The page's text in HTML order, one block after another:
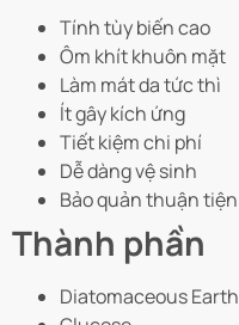
Tính tùy biến cao
Ôm khít khuôn mặt
Làm mát da tức thì
Ít gây kích ứng
Tiết kiệm chi phí
Dễ dàng vệ sinh
Bảo quản thuận tiện
Thành phần
Diatomaceous Earth